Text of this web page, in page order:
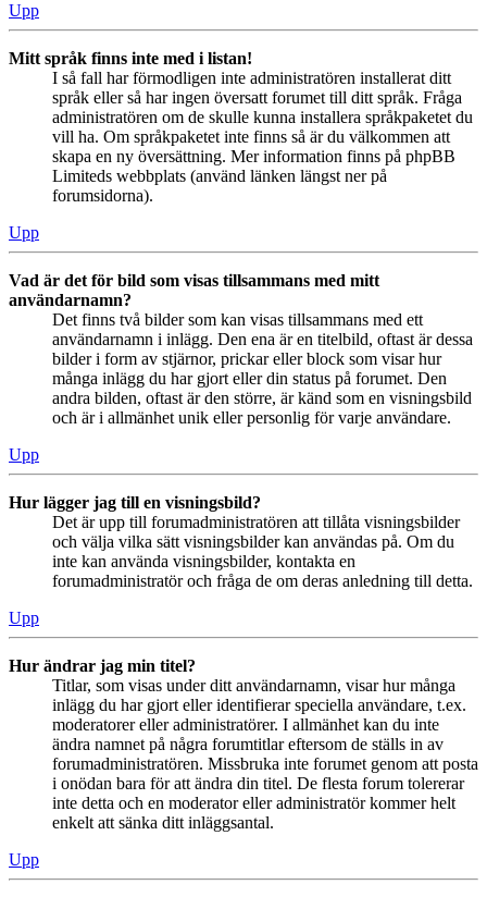
Upp
Mitt språk finns inte med i listan!
I så fall har förmodligen inte administratören installerat ditt
språk eller så har ingen översatt forumet till ditt språk. Fråga
administratören om de skulle kunna installera språkpaketet du
vill ha. Om språkpaketet inte finns så är du välkommen att
skapa en ny översättning. Mer information finns på phpBB
Limiteds webbplats (använd länken längst ner på
forumsidorna).
Upp
Vad är det för bild som visas tillsammans med mitt
användarnamn?
Det finns två bilder som kan visas tillsammans med ett
användarnamn i inlägg. Den ena är en titelbild, oftast är dessa
bilder i form av stjärnor, prickar eller block som visar hur
många inlägg du har gjort eller din status på forumet. Den
andra bilden, oftast är den större, är känd som en visningsbild
och är i allmänhet unik eller personlig för varje användare.
Upp
Hur lägger jag till en visningsbild?
Det är upp till forumadministratören att tillåta visningsbilder
och välja vilka sätt visningsbilder kan användas på. Om du
inte kan använda visningsbilder, kontakta en
forumadministratör och fråga de om deras anledning till detta.
Upp
Hur ändrar jag min titel?
Titlar, som visas under ditt användarnamn, visar hur många
inlägg du har gjort eller identifierar speciella användare, t.ex.
moderatorer eller administratörer. I allmänhet kan du inte
ändra namnet på några forumtitlar eftersom de ställs in av
forumadministratören. Missbruka inte forumet genom att posta
i onödan bara för att ändra din titel. De flesta forum tolererar
inte detta och en moderator eller administratör kommer helt
enkelt att sänka ditt inläggsantal.
Upp